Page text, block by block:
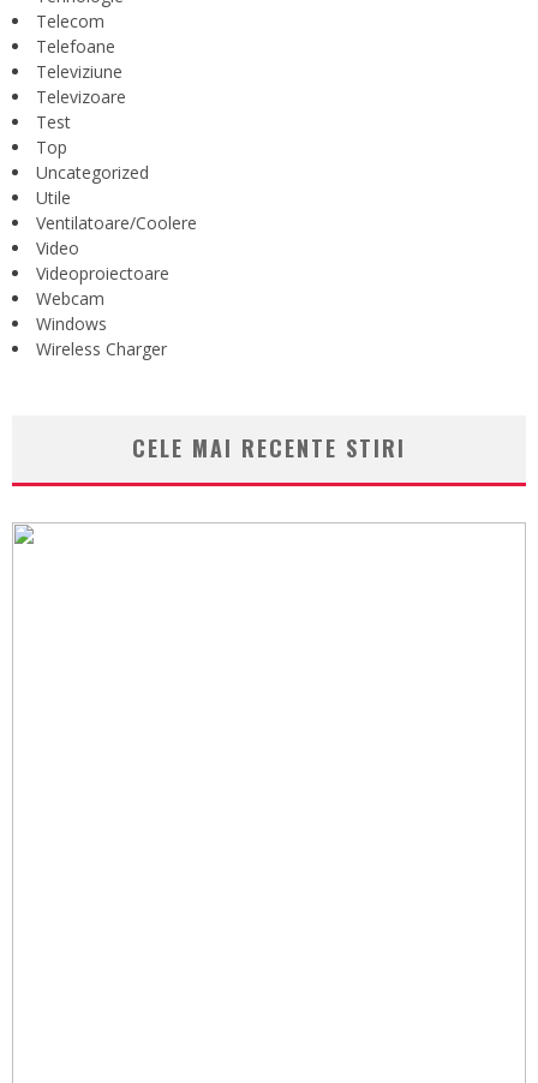
Telecom
Telefoane
Televiziune
Televizoare
Test
Top
Uncategorized
Utile
Ventilatoare/Coolere
Video
Videoproiectoare
Webcam
Windows
Wireless Charger
CELE MAI RECENTE STIRI